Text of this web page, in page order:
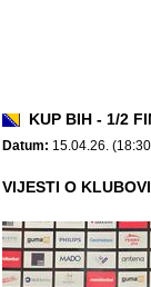
KUP BIH - 1/2
Datum: 15.04.26.
VIJESTI O